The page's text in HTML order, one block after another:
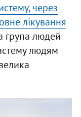
через
лікування
людей
людям